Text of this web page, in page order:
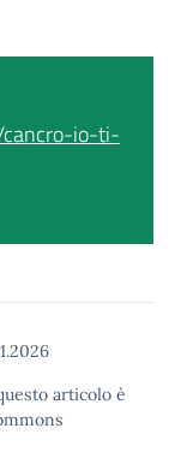
cancro-io-ti-
articolo è